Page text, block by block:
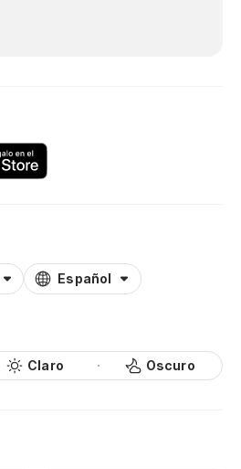
Español
Claro Oscuro